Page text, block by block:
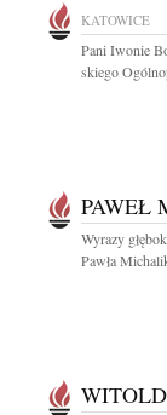
KATOWICE
Pani Iwonie
skiego
PAWEŁ
Wyrazy
Pawła